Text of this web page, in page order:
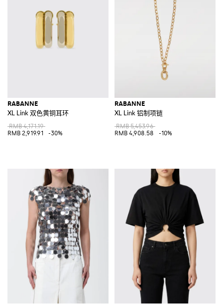
RABANNE
XL Link 双色黄铜耳环
RMB 4,171.19
RMB 2,919.91
-30%
RABANNE
XL Link 铝制项链
RMB 5,453.96
RMB 4,908.58
-10%